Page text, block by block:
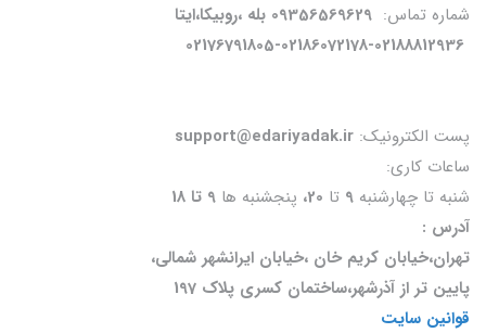
شماره تماس: 09356569629 بله ،روبیکا،ایتا
02176791805-02186072178-02188812936
پست الکترونیک:
ساعات کاری:
شنبه تا چهارشنبه 9 تا 20، پنجشنبه ها
آدرس :
تهران،خیابان کریم خان ،خیابان ایرانشهر شمالی،
پایین تر از آذرشهر،ساختمان کسری پلاک 197
قوانین سایت